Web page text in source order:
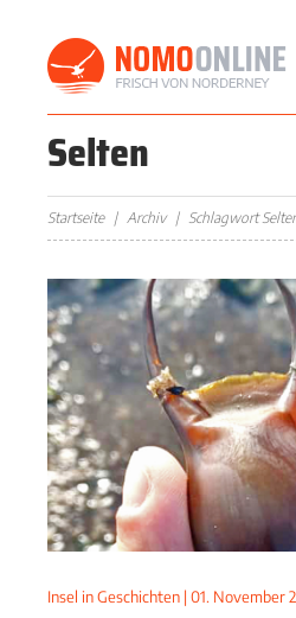
Selten
Startseite Archiv Schlagwort
Insel in Geschichten | 01. November